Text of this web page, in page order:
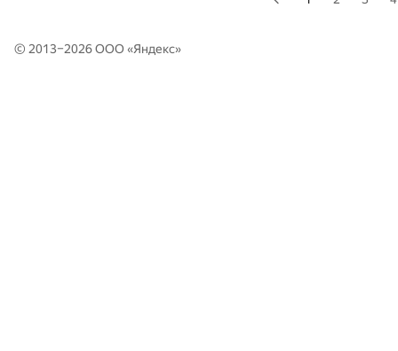
© 2013–2026 ООО «Яндекс»